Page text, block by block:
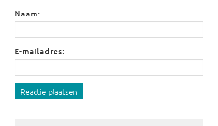
Naam:
E-mailadres:
Reactie plaatsen